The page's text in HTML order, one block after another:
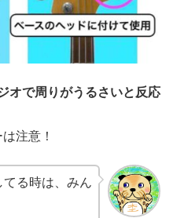
オで周りがうるさいと反応
注意！
る時は、みん